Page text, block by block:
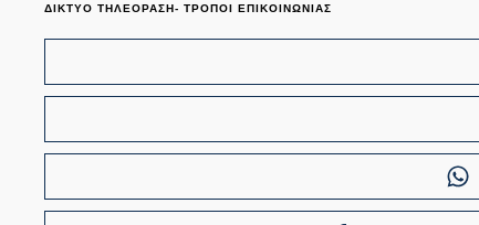
ΔΙΚΤΥΟ ΤΗΛΕΟΡΑΣΗ- ΤΡΟΠΟΙ ΕΠΙΚΟΙΝΩΝΙΑΣ